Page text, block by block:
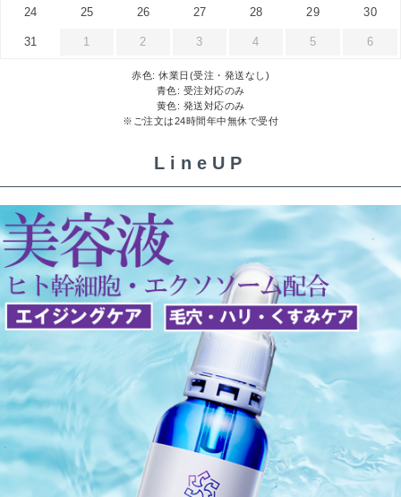
24 25 26 27 28 29 30
31 1 2 3 4 5 6
赤色: 休業日(受注・発送なし)
青色: 受注対応のみ
黄色: 発送対応のみ
※ご注文は24時間年中無休で受付
LineUP